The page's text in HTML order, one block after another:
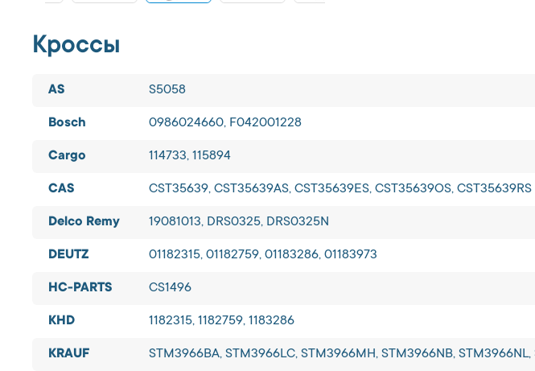
Кроссы
AS S5058
Bosch 0986024660, F042001228
Cargo 114733, 115894
CAS CST35639, CST35639AS, CST35639ES, CST35639OS, CST35639RS
Delco Remy 19081013, DRS0325, DRS0325N
DEUTZ 01182315, 01182759, 01183286, 01183973
HC-PARTS CS1496
KHD 1182315, 1182759, 1183286
KRAUF STM3966BA, STM3966LC, STM3966MH, STM3966NB,